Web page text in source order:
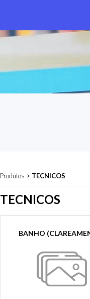
Produtos > TECNICOS
TECNICOS
BANHO